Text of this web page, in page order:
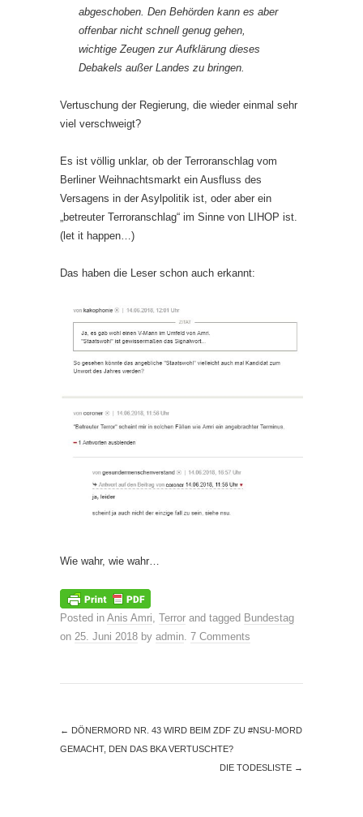
abgeschoben. Den Behörden kann es aber
offenbar nicht schnell genug gehen,
wichtige Zeugen zur Aufklärung dieses
Debakels außer Landes zu bringen.
Vertuschung der Regierung, die wieder einmal sehr
viel verschweigt?
Es ist völlig unklar, ob der Terroranschlag vom
Berliner Weihnachtsmarkt ein Ausfluss des
Versagens in der Asylpolitik ist, oder aber ein
„betreuter Terroranschlag“ im Sinne von LIHOP ist.
(let it happen…)
Das haben die Leser schon auch erkannt:
Wie wahr, wie wahr…
Posted in Anis Amri, Terror and tagged Bundestag
on 25. Juni 2018 by admin. 7 Comments
← DÖNERMORD NR. 43 WIRD BEIM ZDF ZU #NSU-MORD
GEMACHT, DEN DAS BKA VERTUSCHTE?
DIE TODESLISTE →